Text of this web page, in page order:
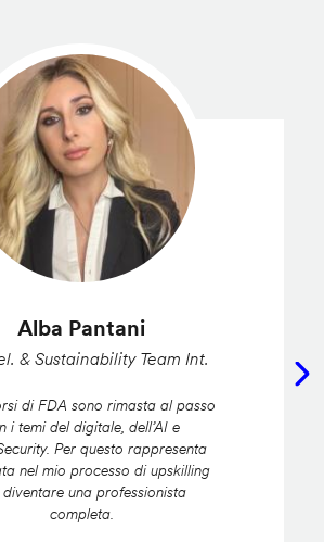
Alba Pantani
& Sustainability Team Int.
di FDA sono rimasta al passo
i temi del digitale, dell’AI e
Per questo rappresenta
nel mio processo di upskilling
una professionista
completa.